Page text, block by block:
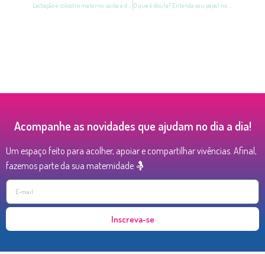
Lactação e colostro materno: saiba a diferença e a importância O que é doula? Entenda seu papel no trabalho de parto!
Acompanhe as novidades que ajudam no dia a dia!
Um espaço feito para acolher, apoiar e compartilhar vivências. Afinal,
fazemos parte da sua maternidade 🤱
Inscreva-se